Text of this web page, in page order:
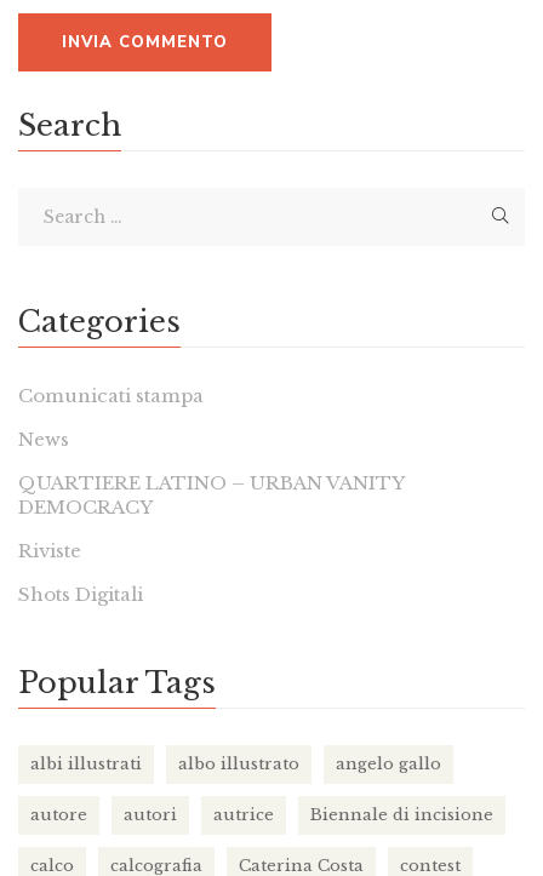
Search
Categories
Comunicati stampa
News
QUARTIERE LATINO – URBAN VANITY
DEMOCRACY
Riviste
Shots Digitali
Popular Tags
albi illustrati albo illustrato angelo gallo
autore autori autrice Biennale di incisione
calco calcografia Caterina Costa contest